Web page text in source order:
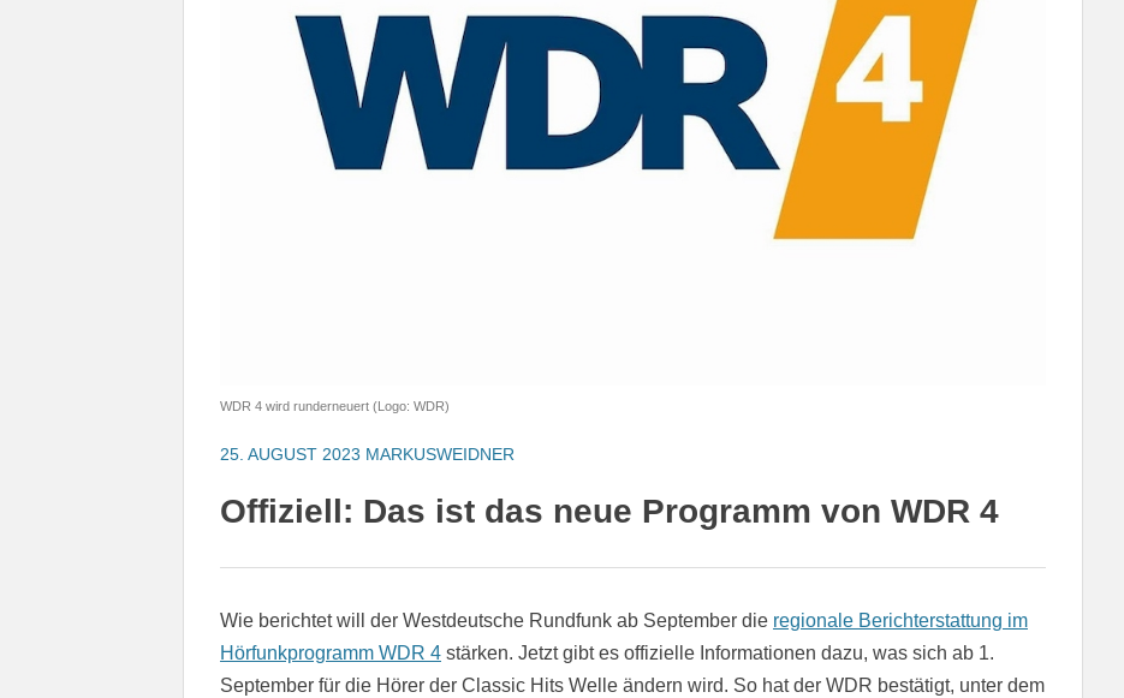
WDR 4 wird runderneuert (Logo: WDR)
25. AUGUST 2023 MARKUSWEIDNER
Offiziell: Das ist das neue Programm von WDR 4
Wie berichtet will der Westdeutsche Rundfunk ab September die regionale Berichterstattung im
Hörfunkprogramm WDR 4 stärken. Jetzt gibt es offizielle Informationen dazu, was sich ab 1.
September für die Hörer der Classic Hits Welle ändern wird. So hat der WDR bestätigt, unter dem